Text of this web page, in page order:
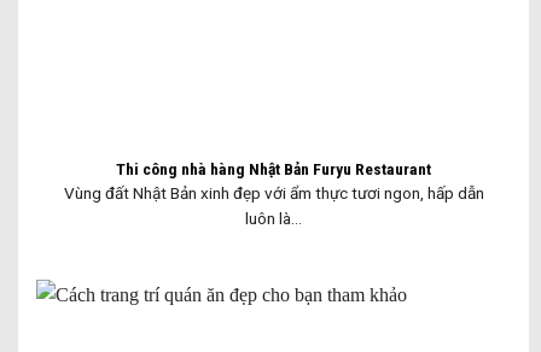
Thi công nhà hàng Nhật Bản Furyu Restaurant
Vùng đất Nhật Bản xinh đẹp với ẩm thực tươi ngon, hấp dẫn
luôn là...